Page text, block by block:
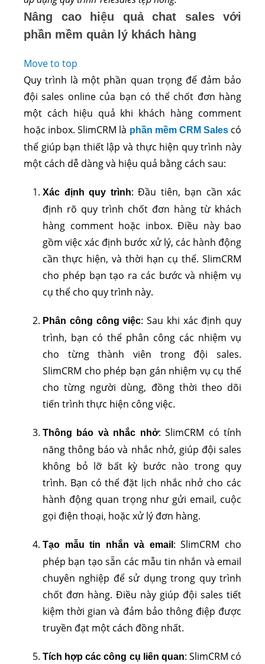
Nâng cao hiệu quả chat sales với
phần mềm quản lý khách hàng
Move to top
Quy trình là một phần quan trọng để đảm bảo
đội sales online của bạn có thể chốt đơn hàng
một cách hiệu quả khi khách hàng comment
hoặc inbox. SlimCRM là phần mềm CRM Salescó
thể giúp bạn thiết lập và thực hiện quy trình này
một cách dễ dàng và hiệu quả bằng cách sau:
Xác định quy trình: Đầu tiên, bạn cần xác
định rõ quy trình chốt đơn hàng từ khách
hàng comment hoặc inbox. Điều này bao
gồm việc xác định bước xử lý, các hành động
cần thực hiện, và thời hạn cụ thể. SlimCRM
cho phép bạn tạo ra các bước và nhiệm vụ
cụ thể cho quy trình này.
Phân công công việc: Sau khi xác định quy
trình, bạn có thể phân công các nhiệm vụ
cho từng thành viên trong đội sales.
SlimCRM cho phép bạn gán nhiệm vụ cụ thể
cho từng người dùng, đồng thời theo dõi
tiến trình thực hiện công việc.
Thông báo và nhắc nhở: SlimCRM có tính
năng thông báo và nhắc nhở, giúp đội sales
không bỏ lỡ bất kỳ bước nào trong quy
trình. Bạn có thể đặt lịch nhắc nhở cho các
hành động quan trọng như gửi email, cuộc
gọi điện thoại, hoặc xử lý đơn hàng.
Tạo mẫu tin nhắn và email : SlimCRM cho
phép bạn tạo sẵn các mẫu tin nhắn và email
chuyên nghiệp để sử dụng trong quy trình
chốt đơn hàng. Điều này giúp đội sales tiết
kiệm thời gian và đảm bảo thông điệp được
truyền đạt một cách đồng nhất.
Tích hợp các công cụ liên quan: SlimCRM có